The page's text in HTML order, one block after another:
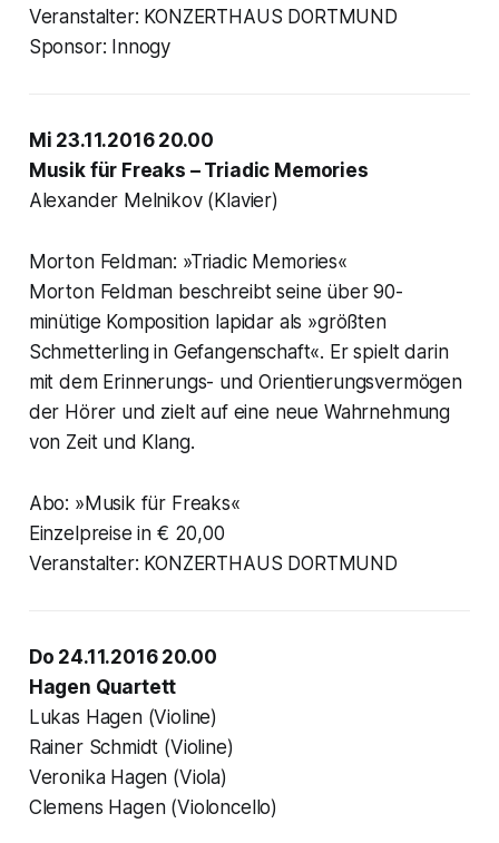
Veranstalter: KONZERTHAUS DORTMUND
Sponsor: Innogy
Mi 23.11.2016 20.00
Musik für Freaks – Triadic Memories
Alexander Melnikov (Klavier)
Morton Feldman: »Triadic Memories«
Morton Feldman beschreibt seine über 90-
minütige Komposition lapidar als »größten
Schmetterling in Gefangenschaft«. Er spielt darin
mit dem Erinnerungs- und Orientierungsvermögen
der Hörer und zielt auf eine neue Wahrnehmung
von Zeit und Klang.
Abo: »Musik für Freaks«
Einzelpreise in € 20,00
Veranstalter: KONZERTHAUS DORTMUND
Do 24.11.2016 20.00
Hagen Quartett
Lukas Hagen (Violine)
Rainer Schmidt (Violine)
Veronika Hagen (Viola)
Clemens Hagen (Violoncello)